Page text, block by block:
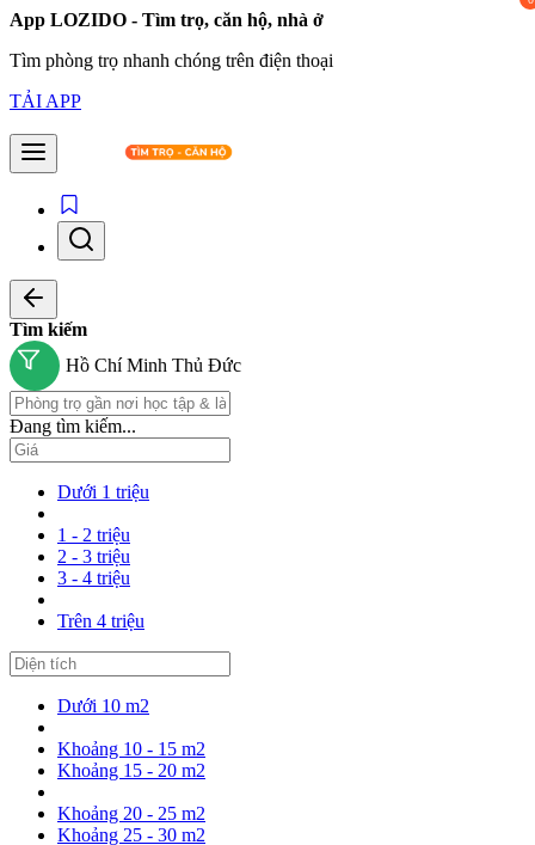
App LOZIDO - Tìm trọ, căn hộ, nhà ở
Tìm phòng trọ nhanh chóng trên điện thoại
TẢI APP
Tìm kiếm
Hồ Chí Minh Thủ Đức
Đang tìm kiếm...
Dưới 1 triệu
1 - 2 triệu
2 - 3 triệu
3 - 4 triệu
Trên 4 triệu
Dưới 10 m2
Khoảng 10 - 15 m2
Khoảng 15 - 20 m2
Khoảng 20 - 25 m2
Khoảng 25 - 30 m2